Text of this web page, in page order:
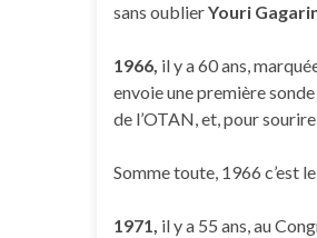
sans oublierYouri
1966, il y a 60 ans,
envoie une première
de l’OTAN, et, pour
Somme toute, 1966 c’est
1971, il y a 55 ans, au